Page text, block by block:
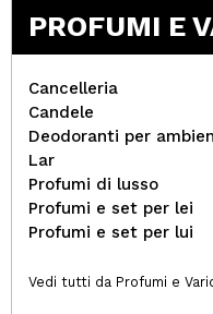
PROFUMI E
Cancelleria
Candele
Deodoranti per
Lar
Profumi di lusso
Profumi e set per lei
Profumi e set per lui
Vedi tutti da Profumi e